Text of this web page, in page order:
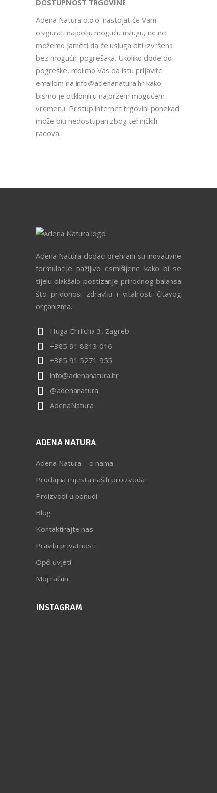
DOSTUPNOST TRGOVINE
Adena Natura d.o.o. nastojat će Vam
osigurati najbolju moguću uslugu, no ne
možemo jamčiti da će usluga biti izvršena
bez mogućih pogrešaka. Ukoliko dođe do
pogreške, molimo Vas da istu prijavite
emailom na info@adenanatura.hr kako
bismo je otklonili u najbržem mogućem
vremenu. Pristup internet trgovini ponekad
može biti nedostupan zbog tehničkih
radova.
Adena Natura dodaci prehrani su inovativne
formulacije pažljivo osmišljene kako bi se
tijelu olakšalo postizanje prirodnog balansa
što pridonosi zdravlju i vitalnosti čitavog
organizma.
Huga Ehrlicha 3, Zagreb
+385 91 8813 016
+385 91 5271 955
info@adenanatura.hr
@adenanatura
AdenaNatura
ADENA NATURA
Adena Natura – o nama
Prodajna mjesta naših proizvoda
Proizvodi u ponudi
Blog
Kontaktirajte nas
Pravila privatnosti
Opći uvjeti
Moj račun
INSTAGRAM